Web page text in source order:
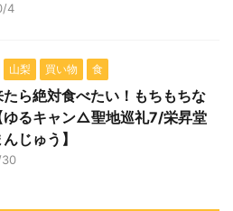
4
山梨 買い物 食
ら絶対食べたい！もちもちな
ゆるキャン△聖地巡礼7/栄昇堂
じゅう】